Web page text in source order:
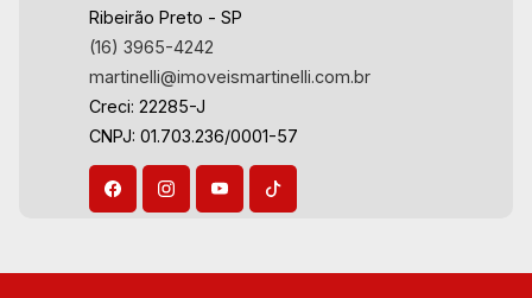
Ribeirão Preto - SP
(16) 3965-4242
martinelli@imoveismartinelli.com.br
Creci: 22285-J
CNPJ: 01.703.236/0001-57